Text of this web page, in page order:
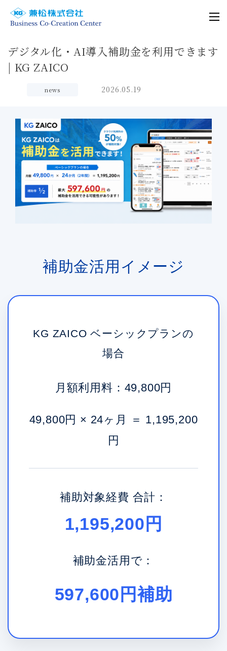
デジタル化・AI導入補助金を利用できます
| KG ZAICO
news 2026.05.19
補助金活用イメージ
KG ZAICO ベーシックプランの
場合
月額利用料：49,800円
49,800円 × 24ヶ月 ＝ 1,195,200
円
補助対象経費 合計：
1,195,200円
補助金活用で：
597,600円補助